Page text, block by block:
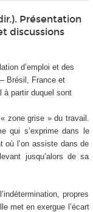
Présentation
discussions
d’emploi et des
Brésil, France et
à partir duquel sont
zone grise » du travail.
qui s’exprime dans le
où l’on assiste dans de
jusqu’alors de sa
propres
met en exergue l’écart